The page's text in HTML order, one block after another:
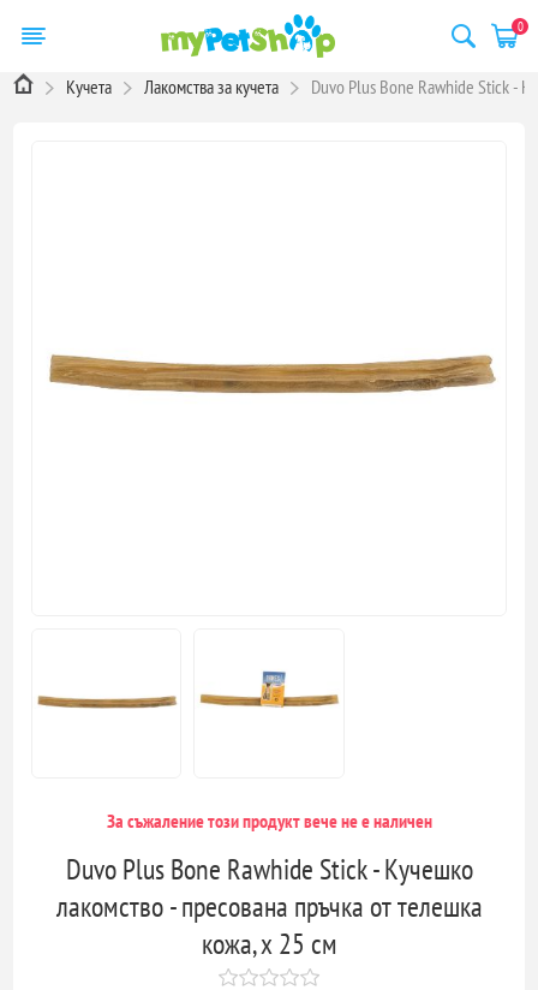
0
Кучета Лакомства за кучета Duvo Plus Bone Rawhide Stick -
За съжаление този продукт вече не е наличен
Duvo Plus Bone Rawhide Stick - Кучешко
лакомство - пресована пръчка от телешка
кожа, х 25 см